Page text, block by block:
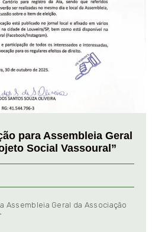
para Assembleia Geral
Social Vassoural”
Assembleia Geral da Associação